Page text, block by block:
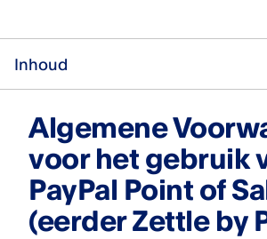
Inhoud
Algemene
voor het gebruik
PayPal Point of
(eerder Zettle by